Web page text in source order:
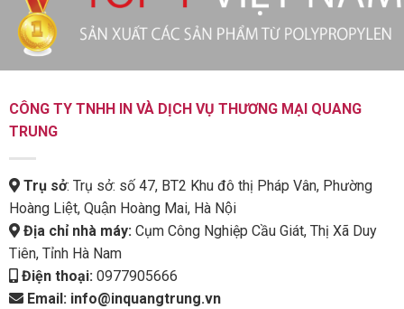
CÔNG TY TNHH IN VÀ DỊCH VỤ THƯƠNG MẠI QUANG
TRUNG
Trụ sở: Trụ sở: số 47, BT2 Khu đô thị Pháp Vân, Phường
Hoàng Liệt, Quận Hoàng Mai, Hà Nội
Địa chỉ nhà máy: Cụm Công Nghiệp Cầu Giát, Thị Xã Duy
Tiên, Tỉnh Hà Nam
Điện thoại: 0977905666
Email: info@inquangtrung.vn